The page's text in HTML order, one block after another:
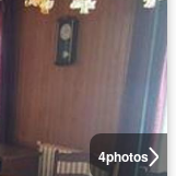
4photos